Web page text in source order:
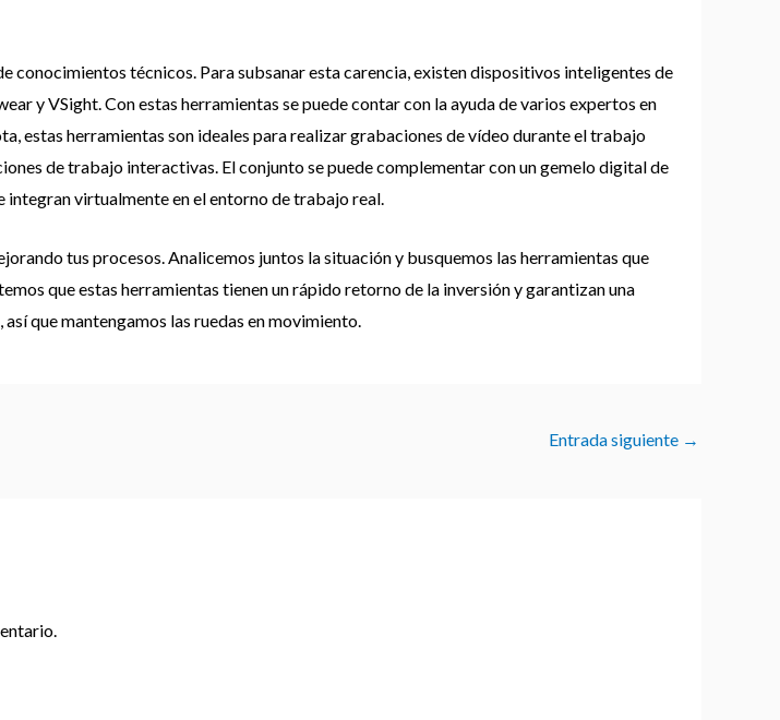
conocimientos técnicos. Para subsanar esta carencia, existen dispositivos inteligentes de
y VSight. Con estas herramientas se puede contar con la ayuda de varios expertos en
estas herramientas son ideales para realizar grabaciones de vídeo durante el trabajo
de trabajo interactivas. El conjunto se puede complementar con un gemelo digital de
virtualmente en el entorno de trabajo real.
tus procesos. Analicemos juntos la situación y busquemos las herramientas que
que estas herramientas tienen un rápido retorno de la inversión y garantizan una
que mantengamos las ruedas en movimiento.
Entrada siguiente →